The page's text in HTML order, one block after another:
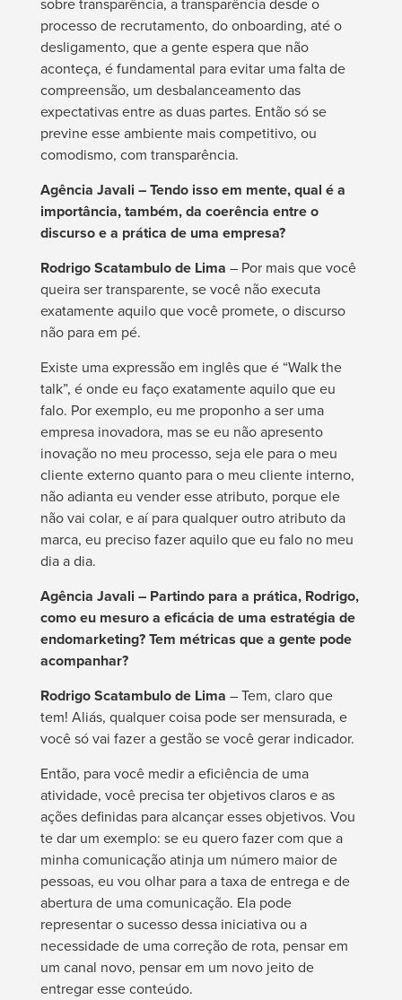
processo de recrutamento, doonboarding, até o
desligamento, que a gente espera que não
aconteça, é fundamental para evitar uma falta de
compreensão, um desbalanceamento das
expectativas entre as duas partes. Então só se
previne esse ambiente mais competitivo, ou
comodismo, com transparência.
Agência Javali – Tendo isso em mente, qual é a
importância, também, da coerência entre o
discurso e a prática de uma empresa?
Rodrigo Scatambulo de Lima – Por mais que você
queira ser transparente, se você não executa
exatamente aquilo que você promete, o discurso
não para em pé.
Existe uma expressão em inglês que é “Walk the
talk”, é onde eu faço exatamente aquilo que eu
falo. Por exemplo, eu me proponho a ser uma
empresa inovadora, mas se eu não apresento
inovação no meu processo, seja ele para o meu
cliente externo quanto para o meu cliente interno,
não adianta eu vender esse atributo, porque ele
não vai colar, e aí para qualquer outro atributo da
marca, eu preciso fazer aquilo que eu falo no meu
dia a dia.
Agência Javali – Partindo para a prática, Rodrigo,
como eu mesuro a eficácia de uma estratégia de
endomarketing? Tem métricas que a gente pode
acompanhar?
Rodrigo Scatambulo de Lima – Tem, claro que
tem! Aliás, qualquer coisa pode ser mensurada, e
você só vai fazer a gestão se você gerar indicador.
Então, para você medir a eficiência de uma
atividade, você precisa ter objetivos claros e as
ações definidas para alcançar esses objetivos. Vou
te dar um exemplo: se eu quero fazer com que a
minha comunicação atinja um número maior de
pessoas, eu vou olhar para a taxa de entrega e de
abertura de uma comunicação. Ela pode
representar o sucesso dessa iniciativa ou a
necessidade de uma correção de rota, pensar em
um canal novo, pensar em um novo jeito de
entregar esse conteúdo.